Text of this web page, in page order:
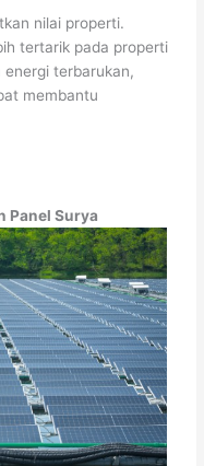
nilai properti.
tertarik pada properti
terbarukan,
membantu
Panel Surya